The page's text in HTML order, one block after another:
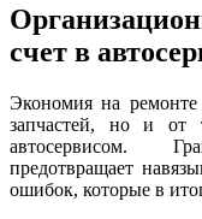
счет в
Экономия на ремонте
запчастей, но и от
автосервисом.
предотвращает
ошибок, которые в